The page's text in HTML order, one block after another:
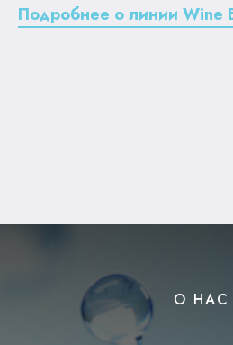
Подробнее о линии Wine
О НАС